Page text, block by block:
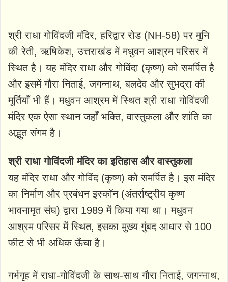
श्री राधा गोविंदजी मंदिर, हरिद्वार रोड (NH-58) पर मुनि
की रेती, ऋषिकेश, उत्तराखंड में मधुवन आश्रम परिसर में
स्थित है। यह मंदिर राधा और गोविंदा (कृष्ण) को समर्पित है
और इसमें गौरा निताई, जगन्नाथ, बलदेव और सुभद्रा की
मूर्तियाँ भी हैं। मधुवन आश्रम में स्थित श्री राधा गोविंदजी
मंदिर एक ऐसा स्थान जहाँ भक्ति, वास्तुकला और शांति का
अद्भुत संगम है।
श्री राधा गोविंदजी मंदिर का इतिहास और वास्तुकला
यह मंदिर राधा और गोविंद (कृष्ण) को समर्पित है। इस मंदिर
का निर्माण और प्रबंधन इस्कॉन (अंतर्राष्ट्रीय कृष्ण
भावनामृत संघ) द्वारा 1989 में किया गया था। मधुवन
आश्रम परिसर में स्थित, इसका मुख्य गुंबद आधार से 100
फीट से भी अधिक ऊँचा है।
गर्भगृह में राधा-गोविंदजी के साथ-साथ गौरा निताई, जगन्नाथ,